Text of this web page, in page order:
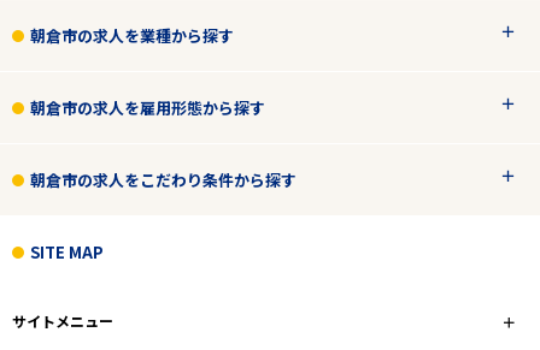
エリアで探す
朝倉市
朝倉市の求人を業種から探す
朝倉市の求人を雇用形態から探す
朝倉市の求人をこだわり条件から探す
SITE MAP
サイトメニュー